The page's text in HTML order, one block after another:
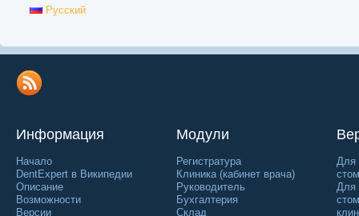
Русский
Информация
Начало
DentExpert в Википедии
Описание
Возможности
Версии
Модули
Регистратура
Клиника (кабинет врача)
Руководитель
Бухгалтерия
Склад
Для
Для